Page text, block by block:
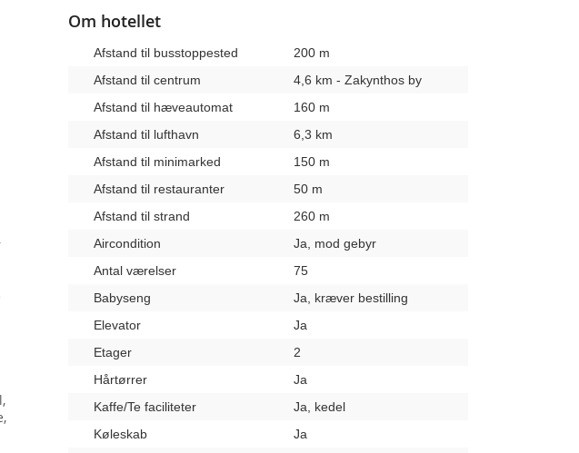
Om hotellet
Afstand til busstoppested
200 m
Afstand til centrum
4,6 km - Zakynthos by
Afstand til hæveautomat
160 m
Afstand til lufthavn
6,3 km
Afstand til minimarked
150 m
Afstand til restauranter
50 m
Afstand til strand
260 m
Aircondition
Ja, mod gebyr
Antal værelser
75
Babyseng
Ja, kræver bestilling
Elevator
Ja
Etager
2
Hårtørrer
Ja
Kaffe/Te faciliteter
Ja, kedel
Køleskab
Ja